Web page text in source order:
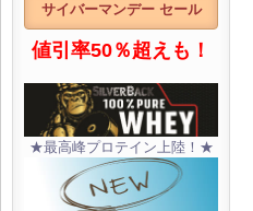
サイバーマンデー セール
値引率50％超えも！
★最高峰プロテイン上陸！★